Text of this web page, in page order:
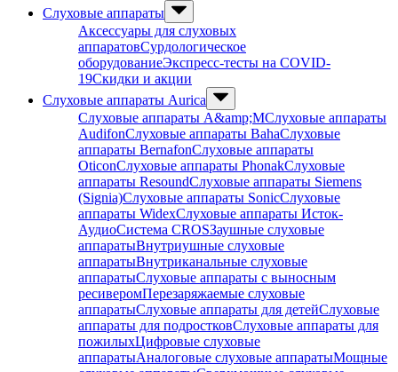
Слуховые аппараты
Аксессуары для слуховых
аппаратовСурдологическое
оборудованиеЭкспресс-тесты на COVID-
19Скидки и акции
Слуховые аппараты Aurica
Слуховые аппараты A&amp;MСлуховые аппараты
AudifonСлуховые аппараты BahaСлуховые
аппараты BernafonСлуховые аппараты
OticonСлуховые аппараты PhonakСлуховые
аппараты ResoundСлуховые аппараты Siemens
(Signia)Слуховые аппараты SonicСлуховые
аппараты WidexСлуховые аппараты Исток-
АудиоСистема CROSЗаушные слуховые
аппаратыВнутриушные слуховые
аппаратыВнутриканальные слуховые
аппаратыСлуховые аппараты с выносным
ресиверомПерезаряжаемые слуховые
аппаратыСлуховые аппараты для детейСлуховые
аппараты для подростковСлуховые аппараты для
пожилыхЦифровые слуховые
аппаратыАналоговые слуховые аппаратыМощные